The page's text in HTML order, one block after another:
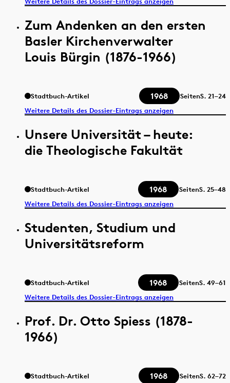
Zum Andenken an den ersten
Basler Kirchenverwalter
Louis Bürgin (1876-1966)
Stadtbuch-Artikel 1968 SeitenS. 21–24
Weitere Details des Dossier-Eintrags anzeigen
Unsere Universität – heute:
die Theologische Fakultät
Stadtbuch-Artikel 1968 SeitenS. 25–48
Weitere Details des Dossier-Eintrags anzeigen
Studenten, Studium und
Universitätsreform
Stadtbuch-Artikel 1968 SeitenS. 49–61
Weitere Details des Dossier-Eintrags anzeigen
Prof. Dr. Otto Spiess (1878-
1966)
Stadtbuch-Artikel 1968 SeitenS. 62–72